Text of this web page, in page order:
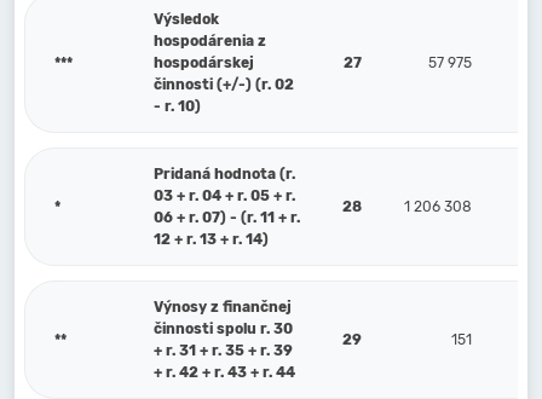
***
Výsledok
hospodárenia z
hospodárskej
činnosti (+/-) (r. 02
- r. 10)
27 57 975
*
Pridaná hodnota (r.
03 + r. 04 + r. 05 + r.
06 + r. 07) - (r. 11 + r.
12 + r. 13 + r. 14)
28 1 206 308
**
Výnosy z finančnej
činnosti spolu r. 30
+ r. 31 + r. 35 + r. 39
+ r. 42 + r. 43 + r. 44
29 151